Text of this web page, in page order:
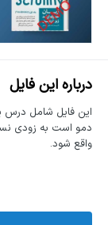
درباره این فایل
این فایل شامل درس
دمو است به زودی
واقع شود.